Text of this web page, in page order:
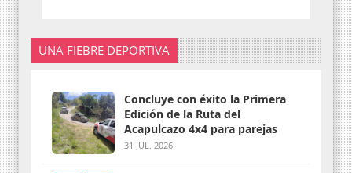
UNA FIEBRE DEPORTIVA
Concluye con éxito la Primera
Edición de la Ruta del
Acapulcazo 4x4 para parejas
31 JUL. 2026